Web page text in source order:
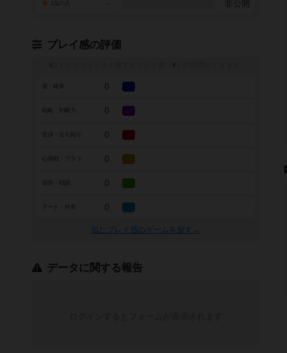
- 非公開
プレイ感の評価
※
0
戦略・判断力 0
0
0
0
アート・外見 0
似たプレイ感のゲームを探す→
データに関する報告